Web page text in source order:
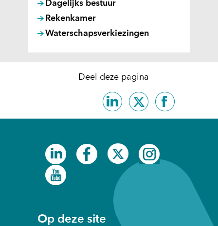
Dagelijks bestuur
Rekenkamer
Waterschapsverkiezingen
Deel deze pagina
Delen
op
LinkedIn
nieuw
venster)
Delen
op
X
in
nieuw
venster)
Facebook
venster)
(verwijst
naar
(opent
in
nieuw
(opent
in
venster)
(opent
in
(opent
in
(opent
in
Op deze site